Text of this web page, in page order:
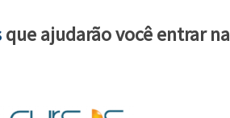
que ajudarão você entrar na